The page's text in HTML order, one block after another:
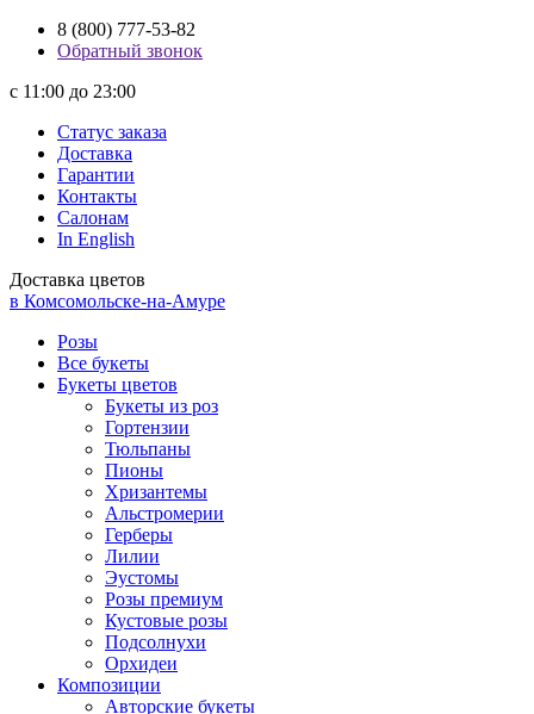
8 (800) 777-53-82
Обратный звонок
с 11:00 до 23:00
Статус заказа
Доставка
Гарантии
Контакты
Салонам
In English
Доставка цветов
в Комсомольске-на-Амуре
Розы
Все букеты
Букеты цветов
Букеты из роз
Гортензии
Тюльпаны
Пионы
Хризантемы
Альстромерии
Герберы
Лилии
Эустомы
Розы премиум
Кустовые розы
Подсолнухи
Орхидеи
Композиции
Авторские букеты